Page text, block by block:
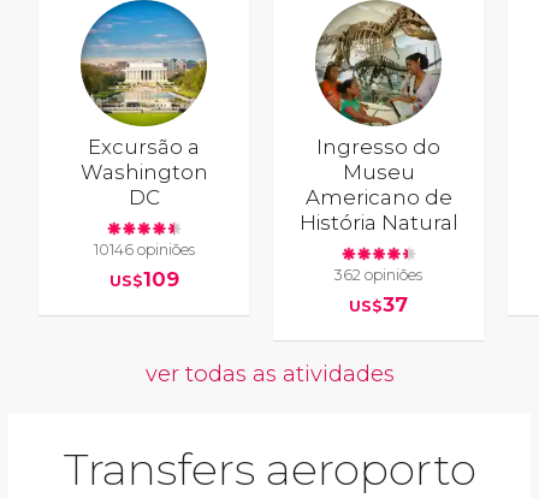
Excursão a
Washington
DC
10146 opiniões
US$109
Ingresso do
Museu
Americano de
História Natural
362 opiniões
US$37
ver todas as atividades
Transfers aeroporto